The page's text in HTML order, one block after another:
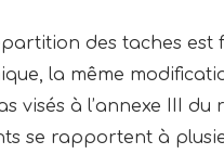
des taches
la même
visés à l’annexe III
se rapportent à